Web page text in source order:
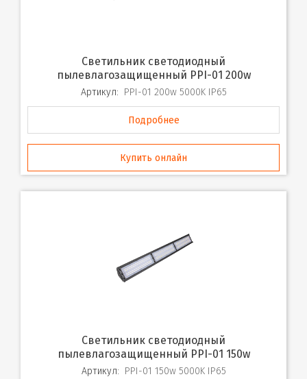
Светильник светодиодный
пылевлагозащищенный PPI-01 200w
Артикул: PPI-01 200w 5000K IP65
Подробнее
Купить онлайн
Светильник светодиодный
пылевлагозащищенный PPI-01 150w
Артикул: PPI-01 150w 5000K IP65